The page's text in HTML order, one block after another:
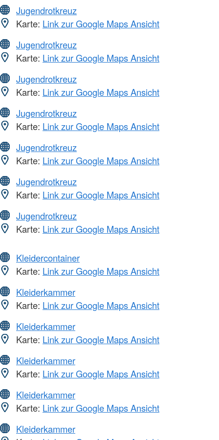
Jugendrotkreuz
Karte: Link zur Google Maps Ansicht
Jugendrotkreuz
Karte: Link zur Google Maps Ansicht
Jugendrotkreuz
Karte: Link zur Google Maps Ansicht
Jugendrotkreuz
Karte: Link zur Google Maps Ansicht
Jugendrotkreuz
Karte: Link zur Google Maps Ansicht
Jugendrotkreuz
Karte: Link zur Google Maps Ansicht
Jugendrotkreuz
Karte: Link zur Google Maps Ansicht
Kleidercontainer
Karte: Link zur Google Maps Ansicht
Kleiderkammer
Karte: Link zur Google Maps Ansicht
Kleiderkammer
Karte: Link zur Google Maps Ansicht
Kleiderkammer
Karte: Link zur Google Maps Ansicht
Kleiderkammer
Karte: Link zur Google Maps Ansicht
Kleiderkammer